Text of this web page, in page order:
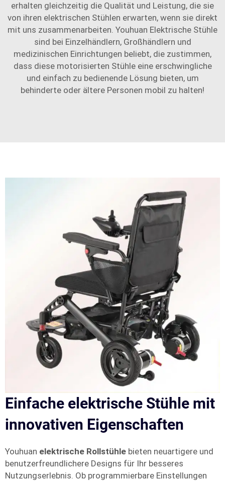
erhalten gleichzeitig die Qualität und Leistung, die sie
von ihren elektrischen Stühlen erwarten, wenn sie direkt
mit uns zusammenarbeiten. Youhuan Elektrische Stühle
sind bei Einzelhändlern, Großhändlern und
medizinischen Einrichtungen beliebt, die zustimmen,
dass diese motorisierten Stühle eine erschwingliche
und einfach zu bedienende Lösung bieten, um
behinderte oder ältere Personen mobil zu halten!
Einfache elektrische Stühle mit
innovativen Eigenschaften
Youhuan elektrische Rollstühle bieten neuartigere und
benutzerfreundlichere Designs für Ihr besseres
Nutzungserlebnis. Ob programmierbare Einstellungen